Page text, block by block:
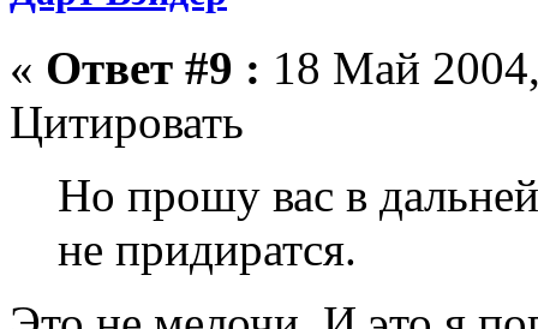
« Ответ #9 : 18 Май
Цитировать
Но прошу вас в
не придиратся.